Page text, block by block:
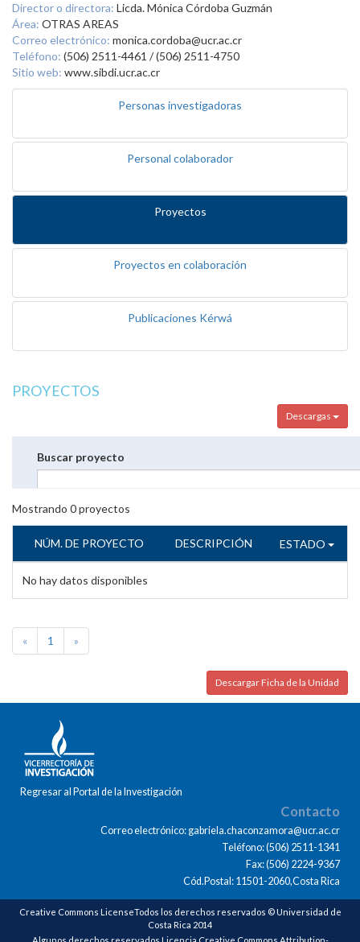
Director o directora: Licda. Mónica Córdoba Guzmán
Área: OTRAS AREAS
Correo electrónico: monica.cordoba@ucr.ac.cr
Teléfono: (506) 2511-4461 / (506) 2511-4750
Sitio web: www.sibdi.ucr.ac.cr
Personas investigadoras
Personal colaborador
Proyectos
Proyectos en colaboración
Publicaciones Kérwá
PROYECTOS
Descargas
Buscar proyecto
Mostrando 0proyectos
NÚM. DE PROYECTO DESCRIPCIÓN ESTADO
No hay datos disponibles
« 1 »
Descargar Ficha de la Unidad
Regresar al Portal de la Investigación
Contacto
Correo electrónico: gabriela.chaconzamora@ucr.ac.cr
Teléfono: (506) 2511-1341
Fax: (506) 2224-9367
Cód.Postal: 11501-2060,Costa Rica
Creative Commons LicenseTodos los derechos reservados © Universidad de
Costa Rica 2014